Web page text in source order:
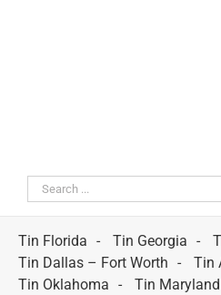
Search
for:
Tin Florida
Tin Georgia
Tin Dallas – Fort Worth
Tin
Tin Oklahoma
Tin Maryland